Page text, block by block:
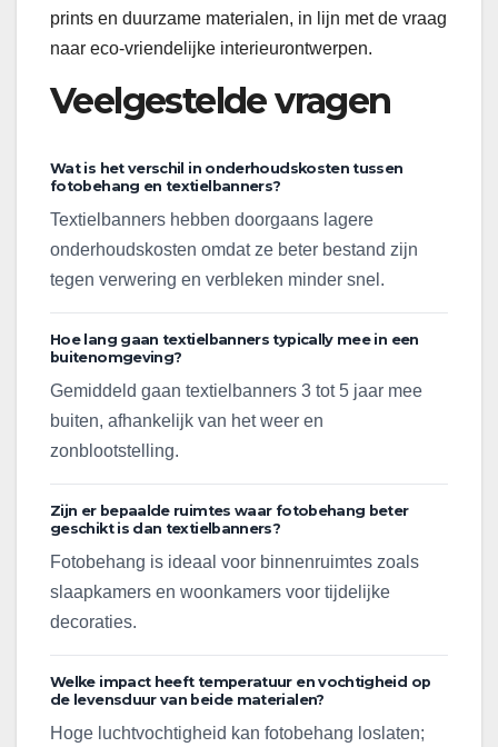
prints en duurzame materialen, in lijn met de vraag
naar eco-vriendelijke interieurontwerpen.
Veelgestelde vragen
Wat is het verschil in onderhoudskosten tussen
fotobehang en textielbanners?
Textielbanners hebben doorgaans lagere
onderhoudskosten omdat ze beter bestand zijn
tegen verwering en verbleken minder snel.
Hoe lang gaan textielbanners typically mee in een
buitenomgeving?
Gemiddeld gaan textielbanners 3 tot 5 jaar mee
buiten, afhankelijk van het weer en
zonblootstelling.
Zijn er bepaalde ruimtes waar fotobehang beter
geschikt is dan textielbanners?
Fotobehang is ideaal voor binnenruimtes zoals
slaapkamers en woonkamers voor tijdelijke
decoraties.
Welke impact heeft temperatuur en vochtigheid op
de levensduur van beide materialen?
Hoge luchtvochtigheid kan fotobehang loslaten;